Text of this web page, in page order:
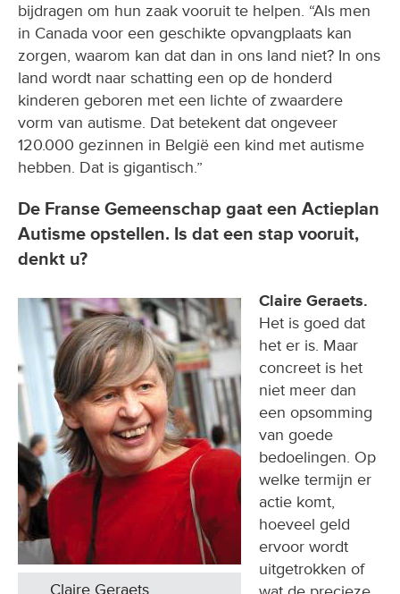
bijdragen om hun zaak vooruit te helpen. “Als men
in Canada voor een geschikte opvangplaats kan
zorgen, waarom kan dat dan in ons land niet? In ons
land wordt naar schatting een op de honderd
kinderen geboren met een lichte of zwaardere
vorm van autisme. Dat betekent dat ongeveer
120.000 gezinnen in België een kind met autisme
hebben. Dat is gigantisch.”
De Franse Gemeenschap gaat een Actieplan
Autisme opstellen. Is dat een stap vooruit,
denkt u?
Claire Geraets
Claire Geraets.
Het is goed dat
het er is. Maar
concreet is het
niet meer dan
een opsomming
van goede
bedoelingen. Op
welke termijn er
actie komt,
hoeveel geld
ervoor wordt
uitgetrokken of